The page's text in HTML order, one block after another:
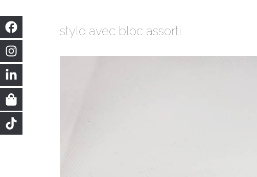
stylo avec bloc assorti